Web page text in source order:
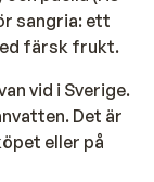
sangria: ett
färsk frukt.
vid i Sverige.
Det är
eller på